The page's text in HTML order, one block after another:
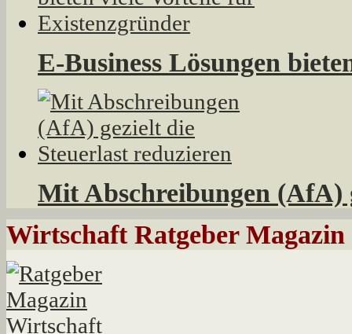
E-Business Lösungen
Mit Abschreibungen (AfA)
Wirtschaft Ratgeber